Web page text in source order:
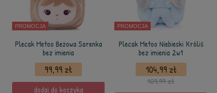
PROMOCJA
Plecak Metoo Beżowa Sarenka
bez imienia
99,99 zł
dodaj do koszyka
PROMOCJA
Plecak Metoo Niebieski Króliś
bez imienia 2w1
104,99 zł
109,99 zł